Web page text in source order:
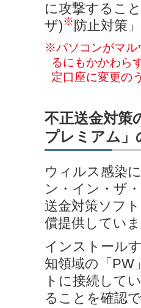
に攻撃するこ
ザ)※ 防止対策
※パソコンがマル
るにもかかわら
定口座に変更の
不正送金対策
プレミアム」
ウィルス感染
ン・イン・ザ
送金対策ソフ
償提供してい
インストール
知領域の「PW
トに接続して
ることを確認